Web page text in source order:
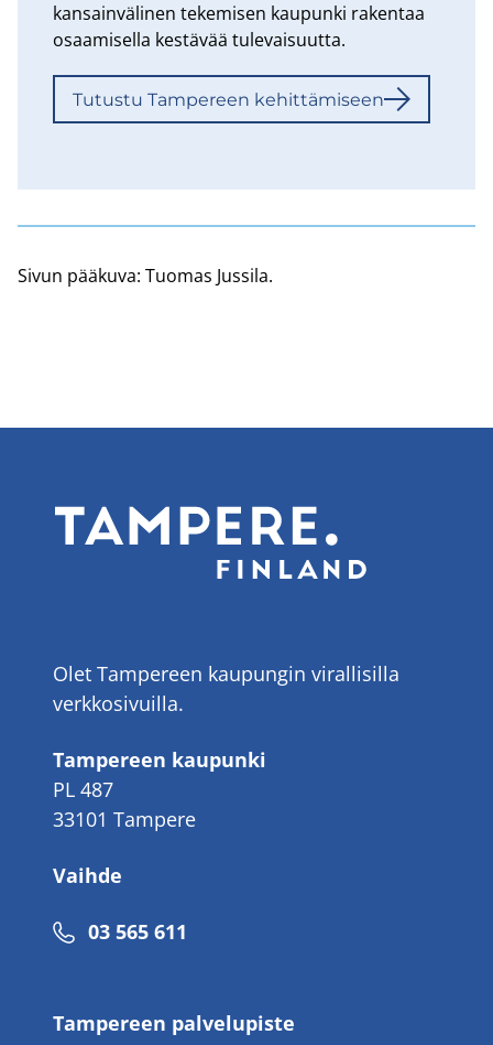
kan­sain­vä­li­nen te­ke­mi­sen kau­pun­ki ra­ken­taa
osaa­mi­sel­la kes­tä­vää tu­le­vai­suut­ta.
Tu­tus­tu Tam­pe­reen ke­hit­tä­mi­seen
Sivun pää­ku­va: Tuo­mas Jus­si­la.
Olet Tampereen kaupungin virallisilla
verkkosivuilla.
Tampereen kaupunki
PL 487
33101 Tampere
Vaihde
Puhelinnumero
03 565 611
Tampereen palvelupiste